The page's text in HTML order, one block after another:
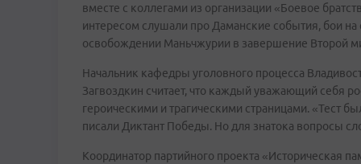
вместе с коллегами из организации «Боевое
интересом слушали про Даманские события, бои
освобождении Маньчжурии в завершение Второй
Начальник кафедры уголовного процесса
Загвоздкин считает, что каждый уважающий себя
героическими и трагическими страницами. «Тест
писали Диктант Победы. Но для знатока вопросы
Координатор партийного проекта «Историческая